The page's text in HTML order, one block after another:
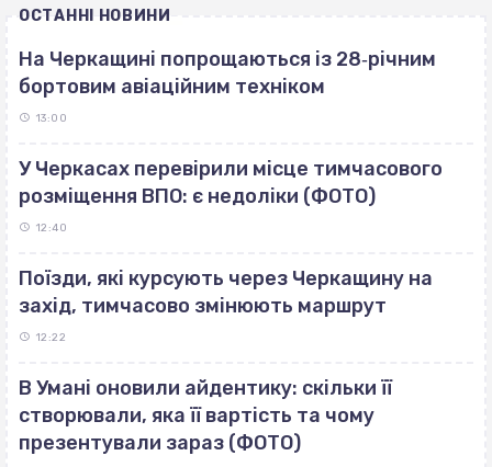
ОСТАННІ НОВИНИ
На Черкащині попрощаються із 28‐річним
бортовим авіаційним техніком
13:00
У Черкасах перевірили місце тимчасового
розміщення ВПО: є недоліки (ФОТО)
12:40
Поїзди, які курсують через Черкащину на
захід, тимчасово змінюють маршрут
12:22
В Умані оновили айдентику: скільки її
створювали, яка її вартість та чому
презентували зараз (ФОТО)